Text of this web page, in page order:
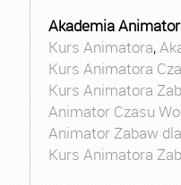
Akademia
Kurs Animatora,
Kurs Animatora
Kurs Animatora
Animator Czasu
Animator Zabaw
Kurs Animatora